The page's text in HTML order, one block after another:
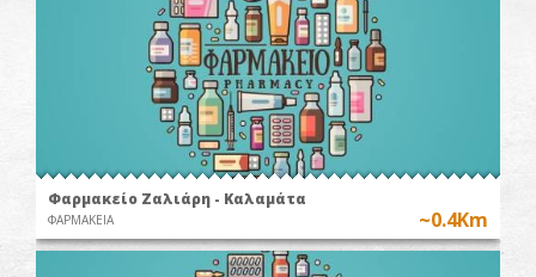
Φαρμακείο Ζαλιάρη - Καλαμάτα
ΦΑΡΜΑΚΕΙΑ ~0.4Km